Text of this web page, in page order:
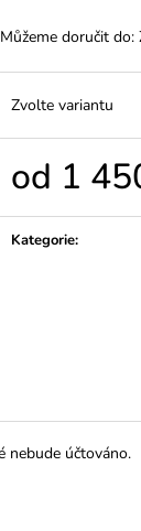
Můžeme doručit do:
Zvolte variantu
od 1
Kategorie:
nebude účtováno.